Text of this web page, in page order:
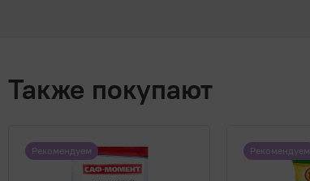
Также покупают
Рекомендуем Рекомендуем